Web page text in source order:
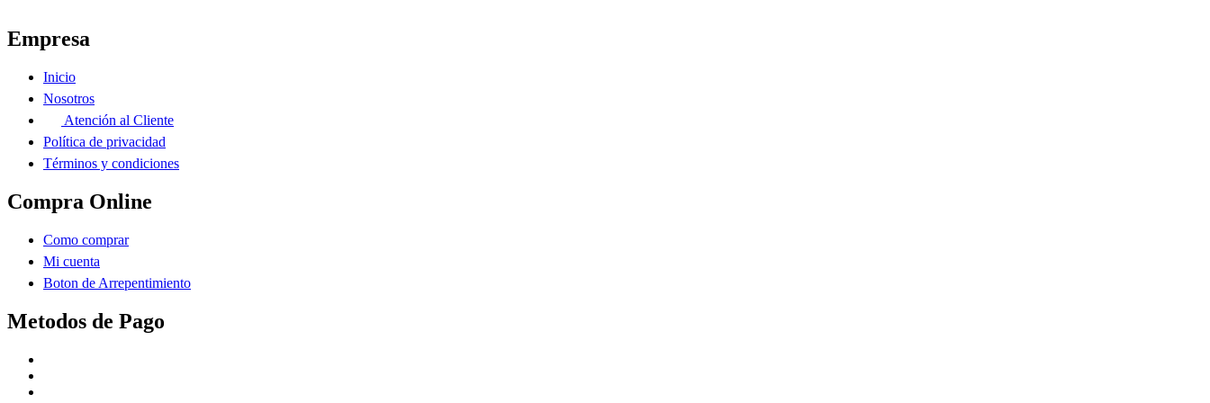
Empresa
Inicio
Nosotros
Atención al Cliente
Política de privacidad
Términos y condiciones
Compra Online
Como comprar
Mi cuenta
Boton de Arrepentimiento
Metodos de Pago